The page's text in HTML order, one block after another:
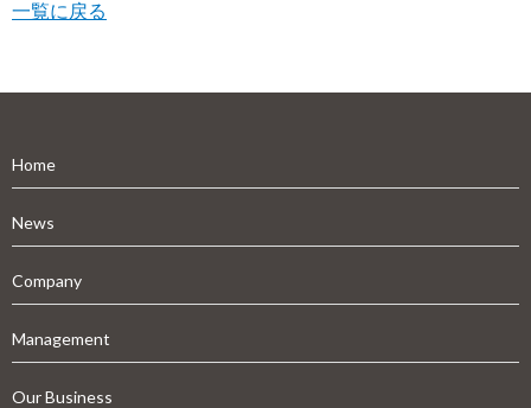
一覧に戻る
Home
News
Company
Management
Our Business